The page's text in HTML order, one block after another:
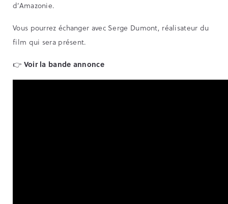
d’Amazonie.
Vous pourrez échanger avec Serge Dumont, réalisateur du
film qui sera présent.
👉 Voir la bande annonce